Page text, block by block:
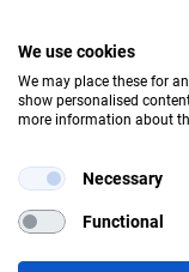
Aktuelles Wetter:
Informationen
Besuch
We use cookies
We may place these for
show personalised
more information about
Necessary
Functional